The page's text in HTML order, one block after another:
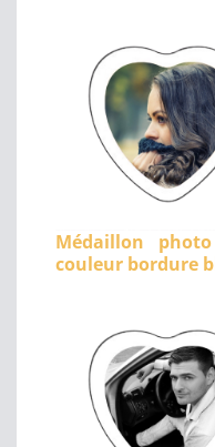
Médaillon
couleur bordure